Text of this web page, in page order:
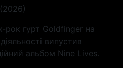
гурт Goldfinger на
випустив
альбом Nine Lives.